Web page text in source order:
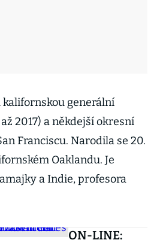
generální
2017) a někdejší okresní
Franciscu. Narodila se 20.
Oaklandu. Je
a Indie, profesora
ON-LINE: